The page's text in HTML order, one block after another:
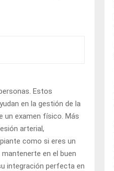
Estos
en la gestión de la
un examen físico. Más
arterial,
como si eres un
en el buen
integración perfecta en